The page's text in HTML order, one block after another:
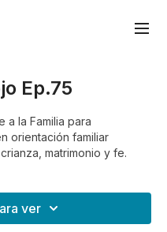
Ep.75
a la Familia para
orientación familiar
matrimonio y fe.
ver